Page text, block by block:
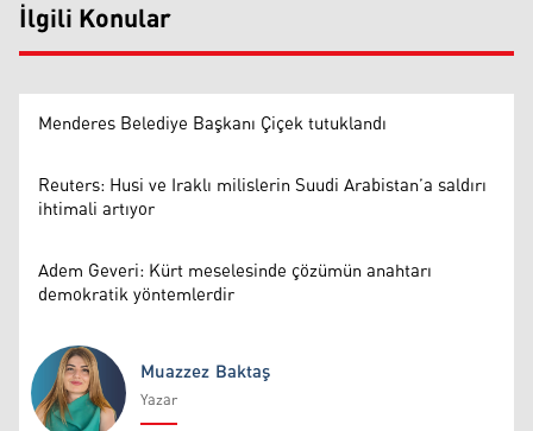
İlgili Konular
Menderes Belediye Başkanı Çiçek tutuklandı
Reuters: Husi ve Iraklı milislerin Suudi Arabistan’a saldırı
ihtimali artıyor
Adem Geveri: Kürt meselesinde çözümün anahtarı
demokratik yöntemlerdir
Muazzez Baktaş
Yazar